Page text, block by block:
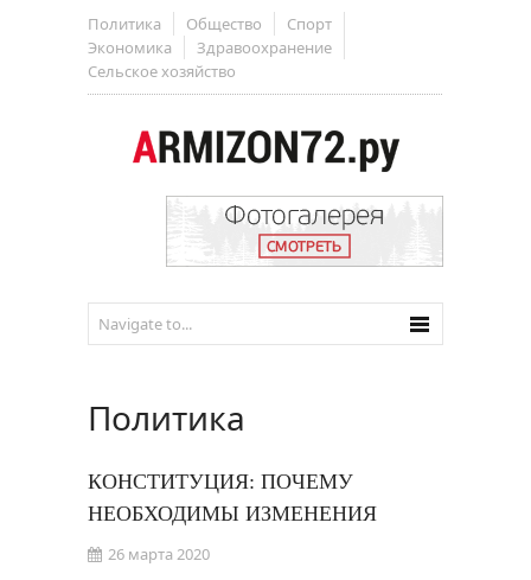
Политика Общество
Спорт
Экономика
Здравоохранение
Сельское хозяйство
Политика
КОНСТИТУЦИЯ: ПОЧЕМУ
НЕОБХОДИМЫ ИЗМЕНЕНИЯ
26 марта 2020